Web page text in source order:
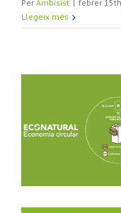
Per Ambisist febrer
Llegeix més